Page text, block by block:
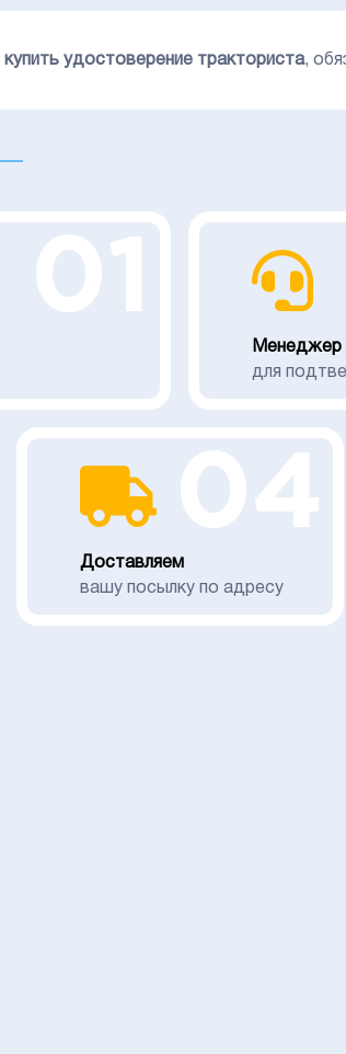
купить удостоверение тракториста,
Менеджер
для
Доставляем
вашу посылку по адресу